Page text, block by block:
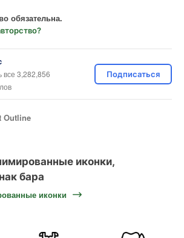
обязательна.
все 3,282,856
Подписаться
Outline
иконки,
бара
иконки